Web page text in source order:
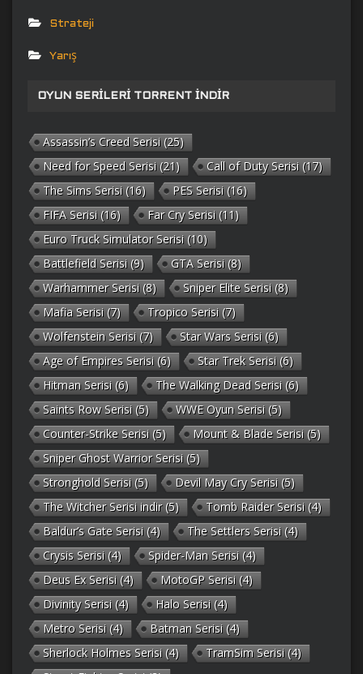
Strateji
Yarış
OYUN SERILERI TORRENT İNDIR
Assassin’s Creed Serisi (25)
Need for Speed Serisi (21) Call of Duty Serisi (17)
The Sims Serisi (16) PES Serisi (16)
FIFA Serisi (16) Far Cry Serisi (11)
Euro Truck Simulator Serisi (10)
Battlefield Serisi (9) GTA Serisi (8)
Warhammer Serisi (8) Sniper Elite Serisi (8)
Mafia Serisi (7) Tropico Serisi (7)
Wolfenstein Serisi (7) Star Wars Serisi (6)
Age of Empires Serisi (6) Star Trek Serisi (6)
Hitman Serisi (6) The Walking Dead Serisi (6)
Saints Row Serisi (5) WWE Oyun Serisi (5)
Counter-Strike Serisi (5) Mount & Blade Serisi (5)
Sniper Ghost Warrior Serisi (5)
Stronghold Serisi (5) Devil May Cry Serisi (5)
The Witcher Serisi indir(5) Tomb Raider Serisi (4)
Baldur’s Gate Serisi (4) The Settlers Serisi (4)
Crysis Serisi (4) Spider-Man Serisi (4)
Deus Ex Serisi (4) MotoGP Serisi (4)
Divinity Serisi (4) Halo Serisi (4)
Metro Serisi (4) Batman Serisi (4)
Sherlock Holmes Serisi (4) TramSim Serisi (4)